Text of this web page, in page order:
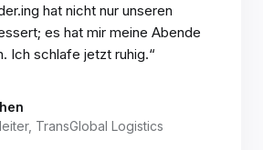
hat nicht nur unseren
es hat mir meine Abende
Ich schlafe jetzt ruhig.“
TransGlobal Logistics